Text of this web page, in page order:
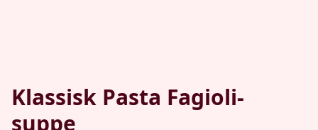
Klassisk Pasta Fagioli-
suppe